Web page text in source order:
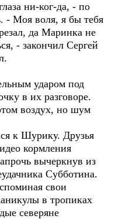
ни-ког-да, - по
- Моя воля, я бы тебя
да Маринка не
- закончил Сергей
ударом под
в их разговоре.
воздух, но шум
к Шурику. Друзья
кормления
вычеркнув из
Субботина.
свои
в тропиках
северяне